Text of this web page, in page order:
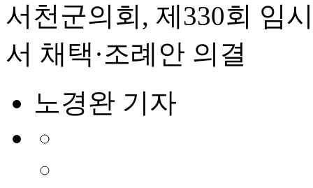
서천군의회, 제330회 임
서 채택·조례안 의결
노경완 기자